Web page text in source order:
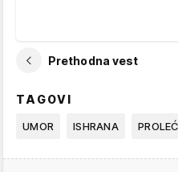
Prethodna vest
TAGOVI
UMOR ISHRANA